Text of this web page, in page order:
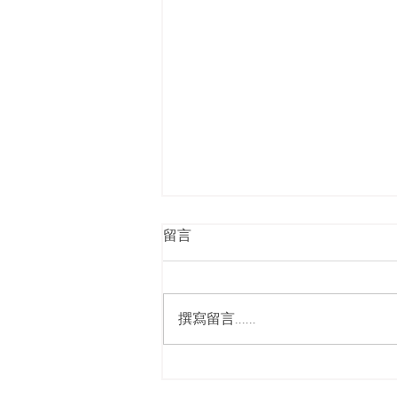
心得｜馬偕PGY－杜昀潔
留言
撰寫留言......